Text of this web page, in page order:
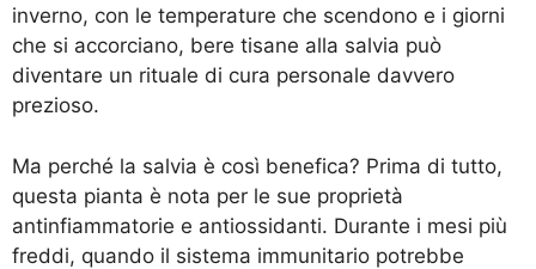
inverno, con le temperature che scendono e i giorni
che si accorciano, bere tisane alla salvia può
diventare un rituale di cura personale davvero
prezioso.
Ma perché la salvia è così benefica? Prima di tutto,
questa pianta è nota per le sue proprietà
antinfiammatorie e antiossidanti. Durante i mesi più
freddi, quando il sistema immunitario potrebbe